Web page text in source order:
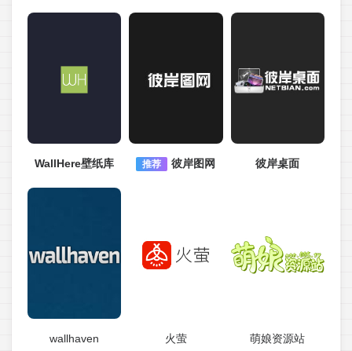
WallHere壁纸库 推荐 彼岸图网 彼岸桌面
wallhaven 火萤 萌娘资源站